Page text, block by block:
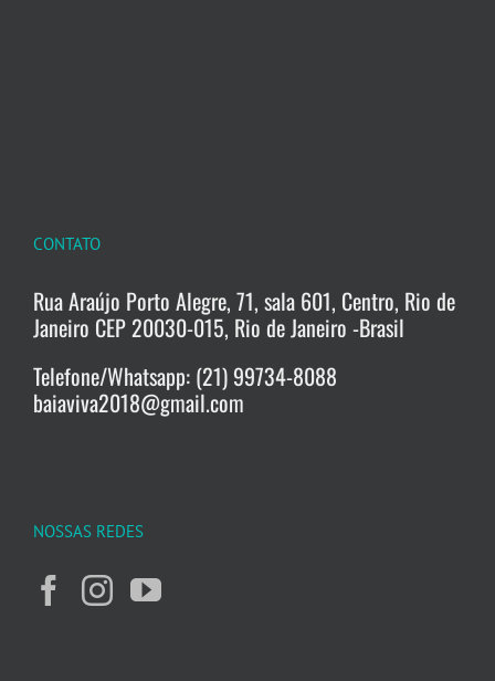
CONTATO
Rua Araújo Porto Alegre, 71, sala 601, Centro, Rio de
Janeiro CEP 20030-015, Rio de Janeiro -Brasil
Telefone/Whatsapp: (21) 99734-8088
baiaviva2018@gmail.com
NOSSAS REDES